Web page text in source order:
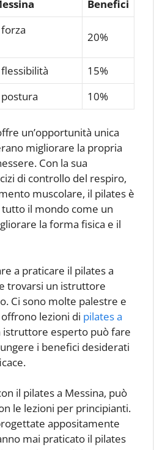
Benefici
20%
15%
10%
un’opportunità unica
migliorare la propria
Con la sua
di controllo del respiro,
muscolare, il pilates è
il mondo come un
la forma fisica e il
a praticare il pilates a
trovarsi un istruttore
Ci sono molte palestre e
lezioni di pilates a
istruttore esperto può fare
i benefici desiderati
il pilates a Messina, può
le lezioni per principianti.
appositamente
mai praticato il pilates